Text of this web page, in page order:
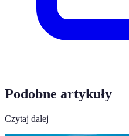
Podobne artykuły
Czytaj dalej